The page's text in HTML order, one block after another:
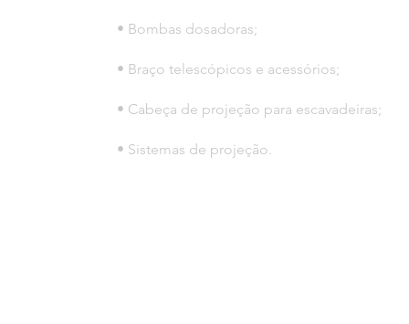
• Bombas dosadoras;
• Braço telescópicos e acessórios;
• Cabeça de projeção para escavadeiras;
• Sistemas de projeção.